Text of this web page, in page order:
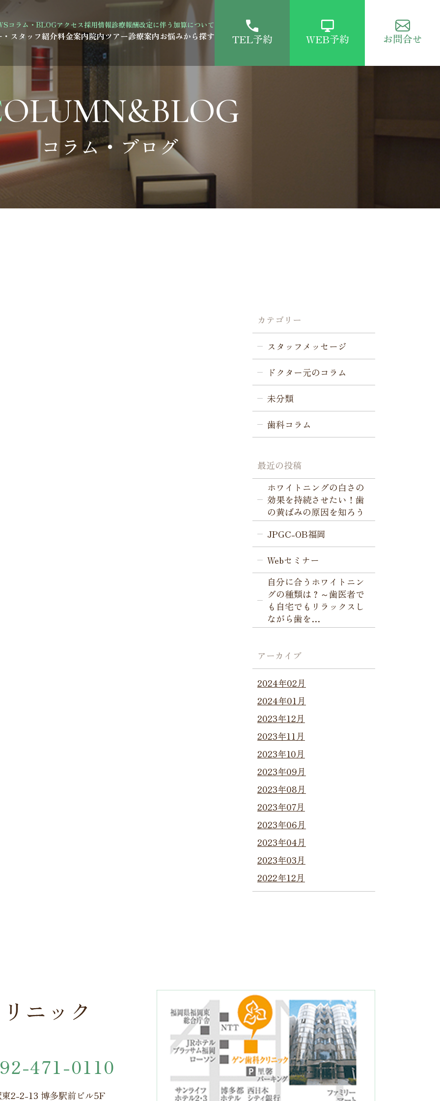
コラム・BLOGアクセス採用情報診療報酬改定に伴う加算について
・スタッフ紹介料金案内院内ツアー診療案内お悩みから探す TEL予約 WEB予約 お問合せ
虫歯治療
歯周病
予防歯科
親知らずの抜歯
マウスピース矯正
審美歯科・セラミック治療
COLUMN&BLOG
コラム・ブログ
カテゴリー
スタッフメッセージ
ドクター元のコラム
未分類
歯科コラム
最近の投稿
ホワイトニングの白さの
効果を持続させたい！歯
の黄ばみの原因を知ろう
JPGC-OB福岡
Webセミナー
自分に合うホワイトニン
グの種類は？～歯医者で
も自宅でもリラックスし
ながら歯を…
アーカイブ
2024年02月
2024年01月
2023年12月
2023年11月
2023年10月
2023年09月
2023年08月
2023年07月
2023年06月
2023年04月
2023年03月
2022年12月
471-0110
2-2-13 博多駅前ビル5F